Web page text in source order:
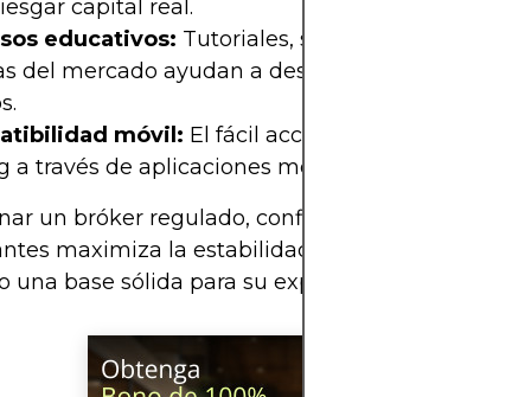
capital real.
educativos: Tutoriales, seminarios web,
del mercado ayudan a desarrollar
móvil: El fácil acceso a las
a través de aplicaciones móviles mejora
un bróker regulado, confiable y fácil de usar
maximiza la estabilidad y minimiza los
una base sólida para su experiencia en el